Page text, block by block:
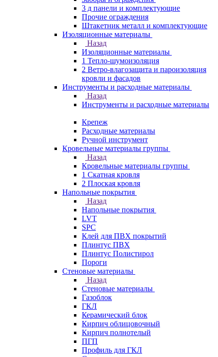
3 д панели и комплектующие
Прочие ограждения
Штакетник металл и комплектующие
Изоляционные материалы
Назад
Изоляционные материалы
1 Тепло-шумоизоляция
2 Ветро-влагозащита и пароизоляция
кровли и фасадов
Инструменты и расходные материалы
Назад
Инструменты и расходные материалы
Крепеж
Расходные материалы
Ручной инструмент
Кровельные материалы группы
Назад
Кровельные материалы группы
1 Скатная кровля
2 Плоская кровля
Напольные покрытия
Назад
Напольные покрытия
LVT
SPC
Клей для ПВХ покрытий
Плинтус ПВХ
Плинтус Полистирол
Пороги
Стеновые материалы
Назад
Стеновые материалы
Газоблок
ГКЛ
Керамический блок
Кирпич облицовочный
Кирпич полнотелый
ПГП
Профиль для ГКЛ